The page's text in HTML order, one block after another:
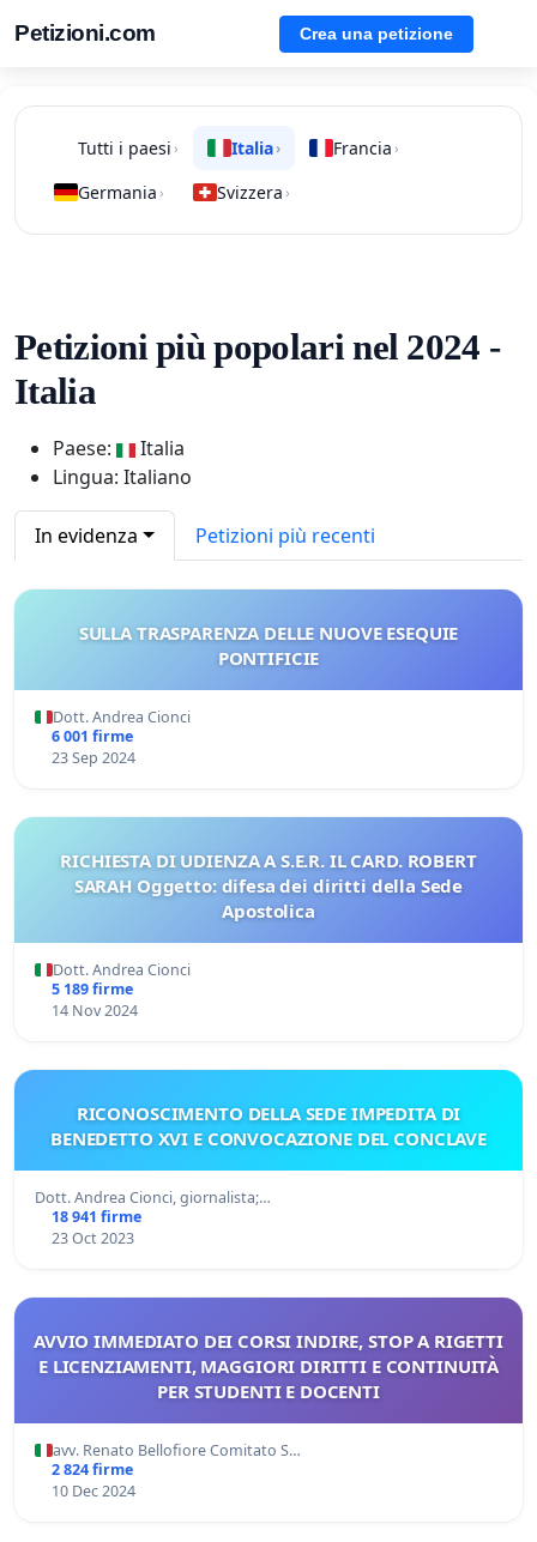
Petizioni.com Crea una petizione
Tutti i paesi › Italia› Francia ›
Germania › Svizzera ›
Petizioni più popolari nel 2024 -
Italia
Paese:
Italia
Lingua: Italiano
In evidenza Petizioni più recenti
SULLA TRASPARENZA DELLE NUOVE ESEQUIE
PONTIFICIE
Dott. Andrea Cionci
6 001 firme
23 Sep 2024
RICHIESTA DI UDIENZA A S.E.R. IL CARD. ROBERT
SARAH Oggetto: difesa dei diritti della Sede
Apostolica
Dott. Andrea Cionci
5 189 firme
14 Nov 2024
RICONOSCIMENTO DELLA SEDE IMPEDITA DI
BENEDETTO XVI E CONVOCAZIONE DEL CONCLAVE
Dott. Andrea Cionci, giornalista;…
18 941 firme
23 Oct 2023
AVVIO IMMEDIATO DEI CORSI INDIRE, STOP A RIGETTI
E LICENZIAMENTI, MAGGIORI DIRITTI E CONTINUITÀ
PER STUDENTI E DOCENTI
avv. Renato Bellofiore Comitato S…
2 824 firme
10 Dec 2024